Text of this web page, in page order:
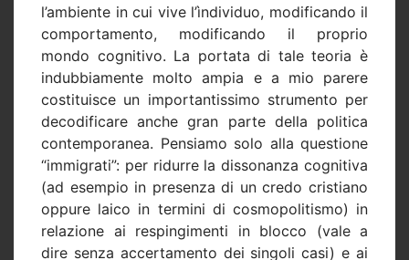
l’ambiente in cui vive l’ìndividuo, modificando il
comportamento, modificando il proprio
mondo cognitivo. La portata di tale teoria è
indubbiamente molto ampia e a mio parere
costituisce un importantissimo strumento per
decodificare anche gran parte della politica
contemporanea. Pensiamo solo alla questione
“immigrati”: per ridurre la dissonanza cognitiva
(ad esempio in presenza di un credo cristiano
oppure laico in termini di cosmopolitismo) in
relazione ai respingimenti in blocco (vale a
dire senza accertamento dei singoli casi) e ai